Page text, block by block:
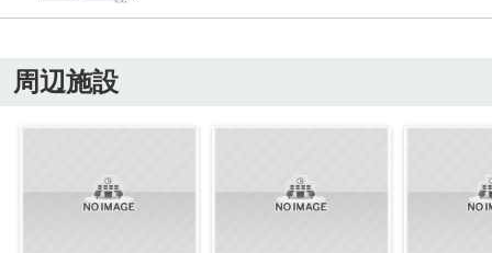
周辺施設